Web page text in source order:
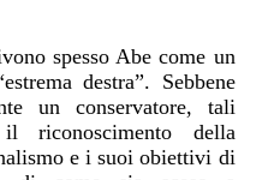
spesso Abe come un
estrema destra”. Sebbene
un conservatore, tali
il riconoscimento della
e i suoi obiettivi di